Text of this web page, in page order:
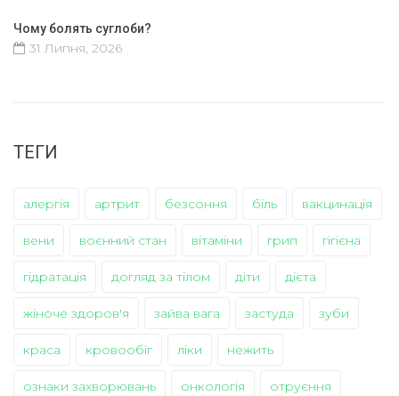
Чому болять суглоби?
31 Липня, 2026
ТЕГИ
алергія артрит безсоння біль вакцинація
вени воєнний стан вітаміни грип гігієна
гідратація догляд за тілом діти дієта
жіноче здоров'я зайва вага застуда зуби
краса кровообіг ліки нежить
ознаки захворювань онкологія отруєння